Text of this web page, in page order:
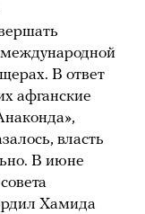
международной
В ответ
афганские
власть
В июне
Хамида